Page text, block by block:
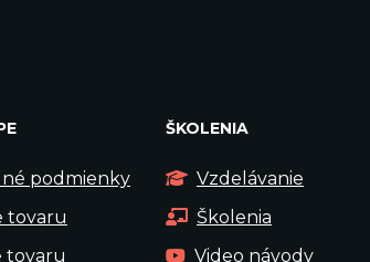
podmienky
tovaru
tovaru
ŠKOLENIA
Vzdelávanie
Školenia
Video návody